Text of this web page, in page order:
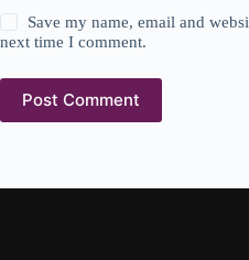
Save my name, email and
next time I comment.
Post Comment